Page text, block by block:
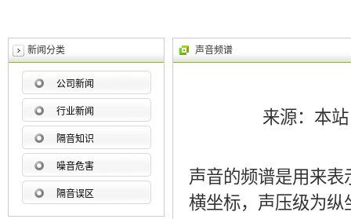
新闻分类
公司新闻
行业新闻
隔音知识
噪音危害
隔音误区
声音频谱
来源：本
声音的频谱是用来
横坐标，声压级为